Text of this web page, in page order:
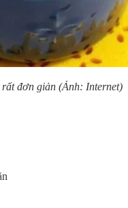
đơn giản (Ảnh: Internet)